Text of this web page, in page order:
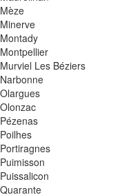
Mèze
Minerve
Montady
Montpellier
Murviel Les Béziers
Narbonne
Olargues
Olonzac
Pézenas
Poilhes
Portiragnes
Puimisson
Puissalicon
Quarante